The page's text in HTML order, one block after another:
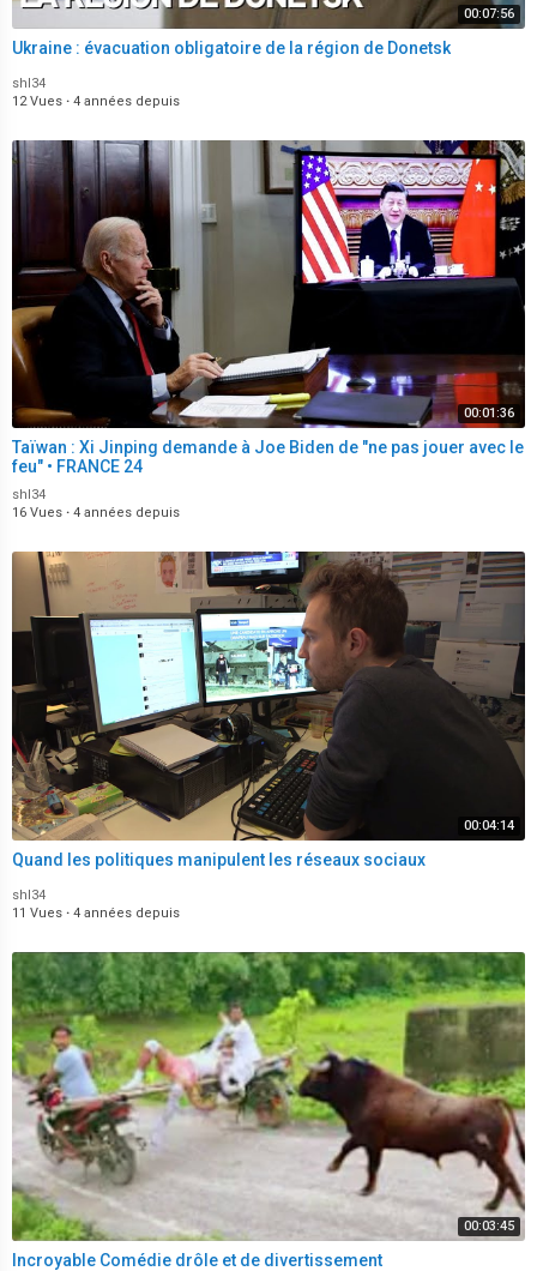
00:07:56
Ukraine : évacuation obligatoire de la région de Donetsk
shl34
12 Vues · 4 années depuis
00:01:36
Taïwan : Xi Jinping demande à Joe Biden de "ne pas jouer avec le
feu" • FRANCE 24
shl34
16 Vues · 4 années depuis
00:04:14
Quand les politiques manipulent les réseaux sociaux
shl34
11 Vues · 4 années depuis
00:03:45
Incroyable Comédie drôle et de divertissement